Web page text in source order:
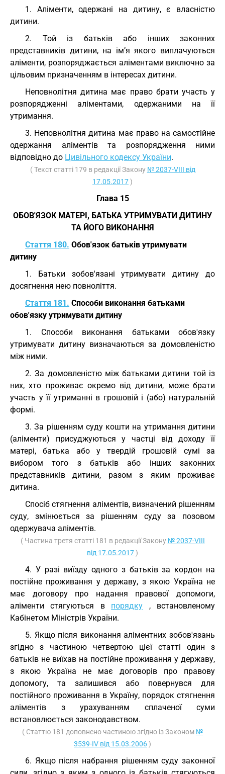
1. Аліменти, одержані на дитину, є власністю
дитини.
2. Той із батьків або інших законних
представників дитини, на ім’я якого виплачуються
аліменти, розпоряджається аліментами виключно за
цільовим призначенням в інтересах дитини.
Неповнолітня дитина має право брати участь у
розпорядженні аліментами, одержаними на її
утримання.
3. Неповнолітня дитина має право на самостійне
одержання аліментів та розпорядження ними
відповідно до Цивільного кодексу України.
( Текст статті 179 в редакції Закону № 2037-VIII від
17.05.2017)
Глава 15
ОБОВ'ЯЗОК МАТЕРІ, БАТЬКА УТРИМУВАТИ ДИТИНУ
ТА ЙОГО ВИКОНАННЯ
Стаття 180. Обов'язок батьків утримувати
дитину
1. Батьки зобов'язані утримувати дитину до
досягнення нею повноліття.
Стаття 181. Способи виконання батьками
обов'язку утримувати дитину
1. Способи виконання батьками обов'язку
утримувати дитину визначаються за домовленістю
між ними.
2. За домовленістю між батьками дитини той із
них, хто проживає окремо від дитини, може брати
участь у її утриманні в грошовій і (або) натуральній
формі.
3. За рішенням суду кошти на утримання дитини
(аліменти) присуджуються у частці від доходу її
матері, батька або у твердій грошовій сумі за
вибором того з батьків або інших законних
представників дитини, разом з яким проживає
дитина.
Спосіб стягнення аліментів, визначений рішенням
суду, змінюється за рішенням суду за позовом
одержувача аліментів.
( Частина третя статті 181 в редакції Закону № 2037-VIII
від 17.05.2017)
4. У разі виїзду одного з батьків за кордон на
постійне проживання у державу, з якою Україна не
має договору про надання правової допомоги,
аліменти стягуються в порядку , встановленому
Кабінетом Міністрів України.
5. Якщо після виконання аліментних зобов'язань
згідно з частиною четвертою цієї статті один з
батьків не виїхав на постійне проживання у державу,
з якою Україна не має договорів про правову
допомогу, та залишився або повернувся для
постійного проживання в Україну, порядок стягнення
аліментів з урахуванням сплаченої суми
встановлюється законодавством.
( Статтю 181 доповнено частиною згідно із Законом №
3539-IV від 15.03.2006)
6. Якщо після набрання рішенням суду законної